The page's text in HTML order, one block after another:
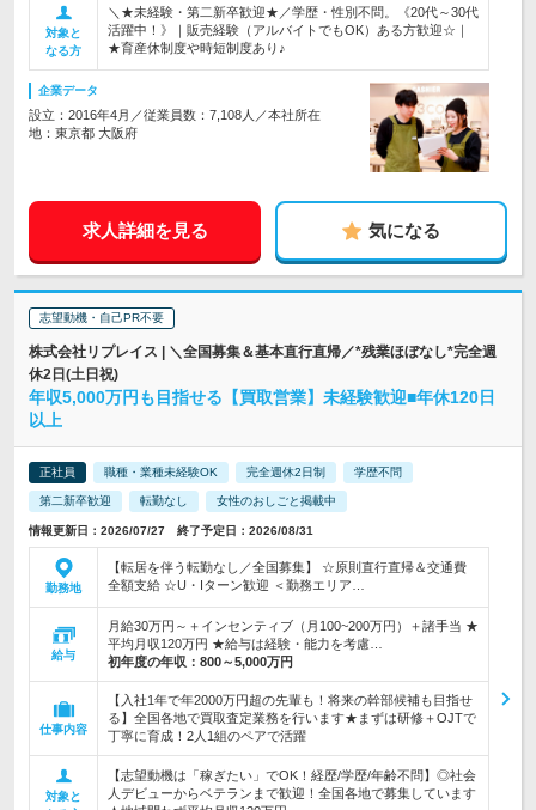
対象と
なる方
＼★未経験・第二新卒歓迎★／学歴・性別不問。《20代～30代
活躍中！》｜販売経験（アルバイトでもOK）ある方歓迎☆｜
★育産休制度や時短制度あり♪
企業データ
設立：2016年4月／従業員数：7,108人／本社所在
地：東京都 大阪府
求人詳細を見る 気になる
志望動機・自己PR不要
株式会社リプレイス | ＼全国募集＆基本直行直帰／*残業ほぼなし*完全週
休2日(土日祝)
年収5,000万円も目指せる【買取営業】未経験歓迎■年休120日
以上
正社員 職種・業種未経験OK 完全週休2日制 学歴不問
第二新卒歓迎 転勤なし 女性のおしごと掲載中
情報更新日：2026/07/27 終了予定日：2026/08/31
勤務地
【転居を伴う転勤なし／全国募集】 ☆原則直行直帰＆交通費
全額支給 ☆U・Iターン歓迎 ＜勤務エリア…
給与
月給30万円～＋インセンティブ（月100~200万円）＋諸手当 ★
平均月収120万円 ★給与は経験・能力を考慮…
初年度の年収： 800～5,000万円
仕事内容
【入社1年で年2000万円超の先輩も！将来の幹部候補も目指せ
る】全国各地で買取査定業務を行います★まずは研修＋OJTで
丁寧に育成！2人1組のペアで活躍
対象と
【志望動機は「稼ぎたい」でOK！経歴/学歴/年齢不問】◎社会
人デビューからベテランまで歓迎！全国各地で募集しています